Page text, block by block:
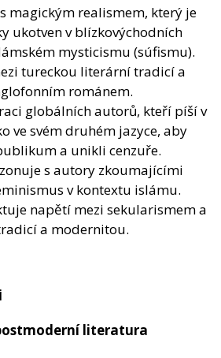
magickým realismem, který je
ukotven v blízkovýchodních
mysticismu (súfismu).
tureckou literární tradicí a
románem.
globálních autorů, kteří píší v
ve svém druhém jazyce, aby
a unikli cenzuře.
s autory zkoumajícími
v kontextu islámu.
napětí mezi sekularismem a
a modernitou.
literatura